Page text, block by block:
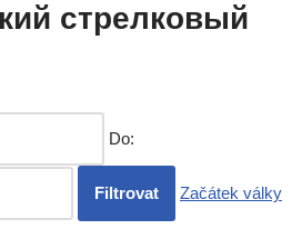
стрелковый
Do:
Začátek války